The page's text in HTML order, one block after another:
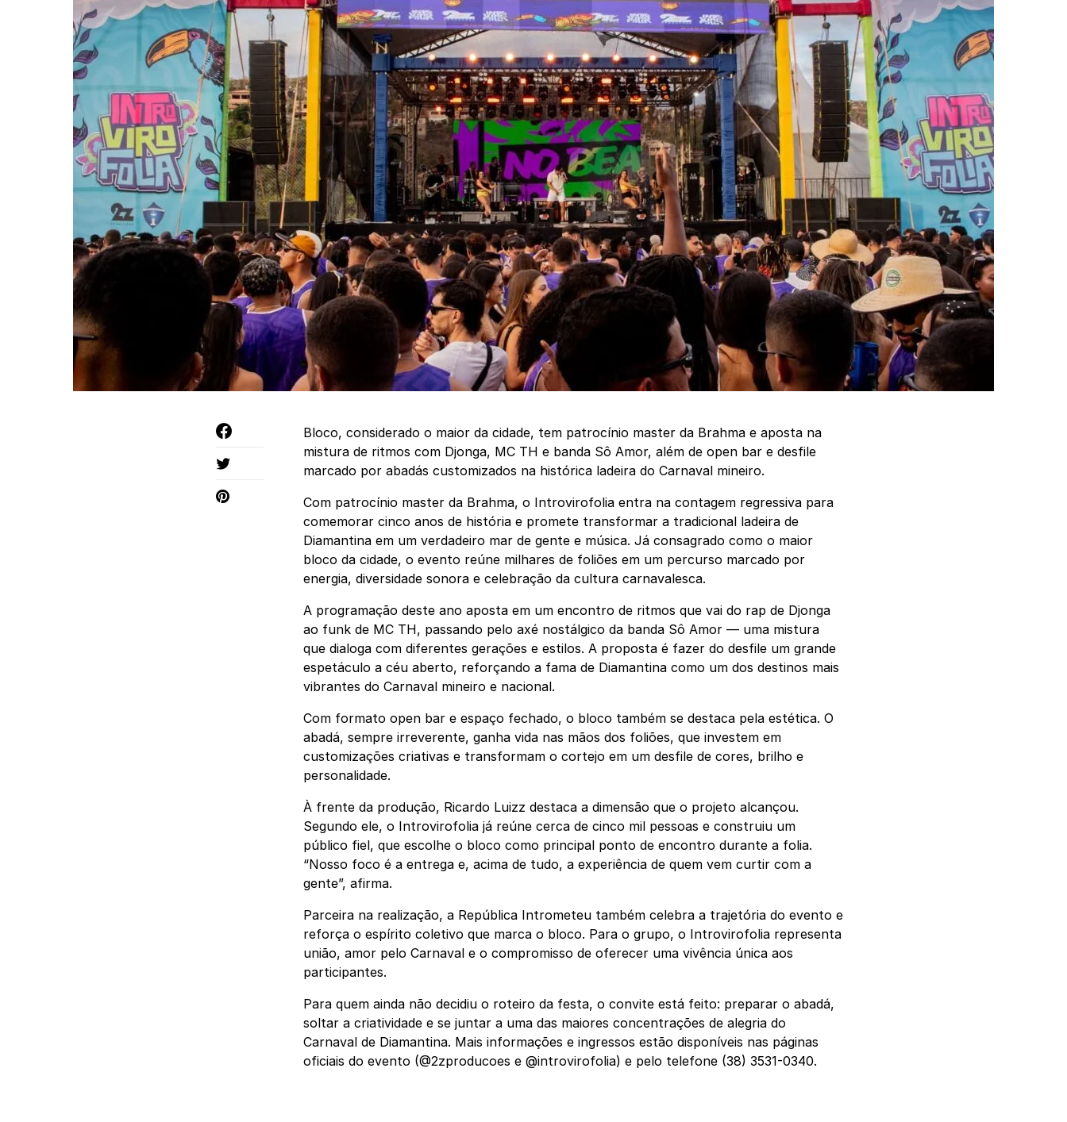
Bloco, considerado o maior da cidade, tem patrocínio master da Brahma e aposta na
mistura de ritmos com Djonga, MC TH e banda Sô Amor, além de open bar e desfile
marcado por abadás customizados na histórica ladeira do Carnaval mineiro.
Com patrocínio master da Brahma, o Introvirofolia entra na contagem regressiva para
comemorar cinco anos de história e promete transformar a tradicional ladeira de
Diamantina em um verdadeiro mar de gente e música. Já consagrado como o maior
bloco da cidade, o evento reúne milhares de foliões em um percurso marcado por
energia, diversidade sonora e celebração da cultura carnavalesca.
A programação deste ano aposta em um encontro de ritmos que vai do rap de Djonga
ao funk de MC TH, passando pelo axé nostálgico da banda Sô Amor — uma mistura
que dialoga com diferentes gerações e estilos. A proposta é fazer do desfile um grande
espetáculo a céu aberto, reforçando a fama de Diamantina como um dos destinos mais
vibrantes do Carnaval mineiro e nacional.
Com formato open bar e espaço fechado, o bloco também se destaca pela estética. O
abadá, sempre irreverente, ganha vida nas mãos dos foliões, que investem em
customizações criativas e transformam o cortejo em um desfile de cores, brilho e
personalidade.
À frente da produção, Ricardo Luizz destaca a dimensão que o projeto alcançou.
Segundo ele, o Introvirofolia já reúne cerca de cinco mil pessoas e construiu um
público fiel, que escolhe o bloco como principal ponto de encontro durante a folia.
“Nosso foco é a entrega e, acima de tudo, a experiência de quem vem curtir com a
gente”, afirma.
Parceira na realização, a República Intrometeu também celebra a trajetória do evento e
reforça o espírito coletivo que marca o bloco. Para o grupo, o Introvirofolia representa
união, amor pelo Carnaval e o compromisso de oferecer uma vivência única aos
participantes.
Para quem ainda não decidiu o roteiro da festa, o convite está feito: preparar o abadá,
soltar a criatividade e se juntar a uma das maiores concentrações de alegria do
Carnaval de Diamantina. Mais informações e ingressos estão disponíveis nas páginas
oficiais do evento (@2zproducoes e @introvirofolia) e pelo telefone (38) 3531-0340.